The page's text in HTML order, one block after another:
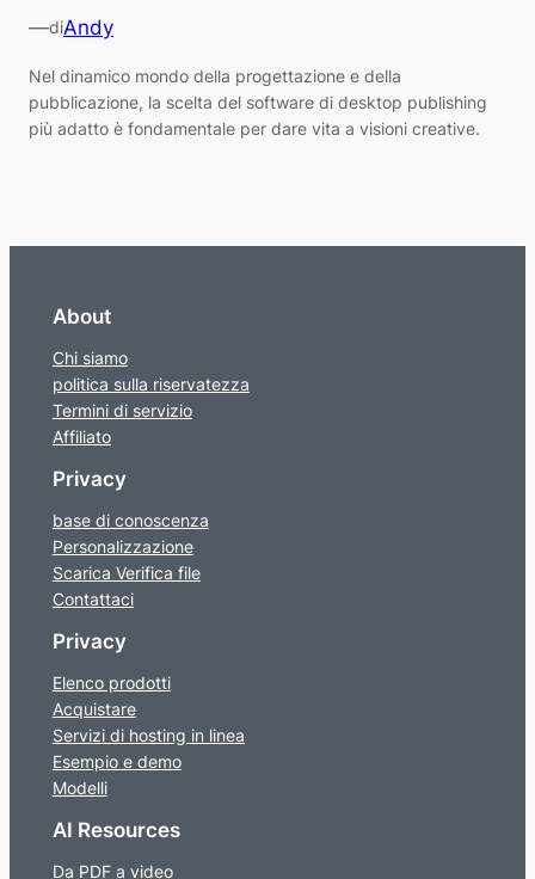
—diAndy
Nel dinamico mondo della progettazione e della
pubblicazione, la scelta del software di desktop publishing
più adatto è fondamentale per dare vita a visioni creative.
About
Chi siamo
politica sulla riservatezza
Termini di servizio
Affiliato
Privacy
base di conoscenza
Personalizzazione
Scarica Verifica file
Contattaci
Privacy
Elenco prodotti
Acquistare
Servizi di hosting in linea
Esempio e demo
Modelli
AI Resources
Da PDF a video